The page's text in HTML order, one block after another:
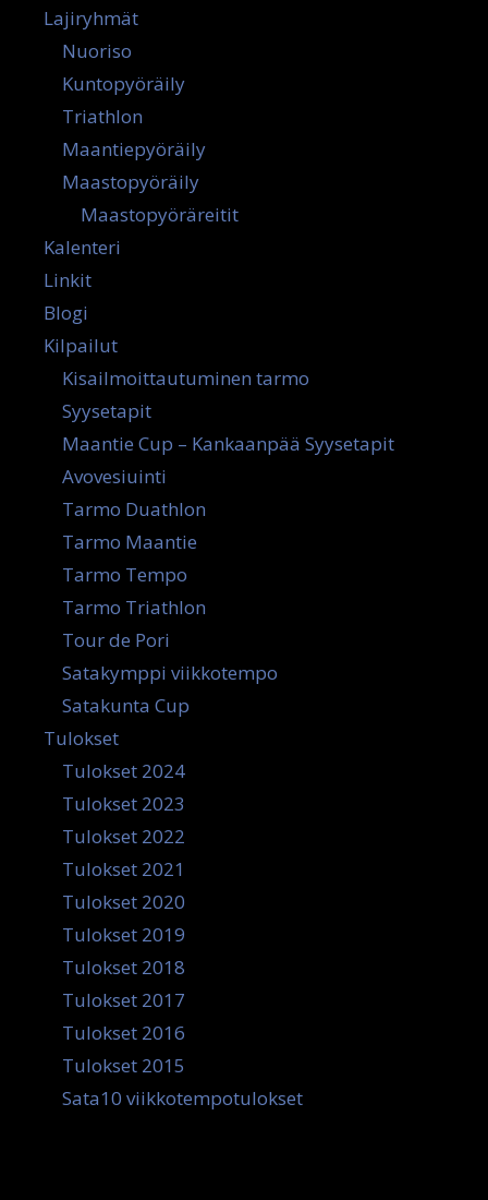
Lajiryhmät
Nuoriso
Kuntopyöräily
Triathlon
Maantiepyöräily
Maastopyöräily
Maastopyöräreitit
Kalenteri
Linkit
Blogi
Kilpailut
Kisailmoittautuminen tarmo
Syysetapit
Maantie Cup – Kankaanpää Syysetapit
Avovesiuinti
Tarmo Duathlon
Tarmo Maantie
Tarmo Tempo
Tarmo Triathlon
Tour de Pori
Satakymppi viikkotempo
Satakunta Cup
Tulokset
Tulokset 2024
Tulokset 2023
Tulokset 2022
Tulokset 2021
Tulokset 2020
Tulokset 2019
Tulokset 2018
Tulokset 2017
Tulokset 2016
Tulokset 2015
Sata10 viikkotempotulokset